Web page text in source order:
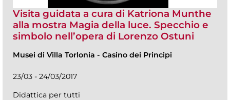
Visita guidata a cura di Katriona Munthe
alla mostra Magia della luce. Specchio e
simbolo nell’opera di Lorenzo Ostuni
Musei di Villa Torlonia - Casino dei Principi
23/03 - 24/03/2017
Didattica per tutti